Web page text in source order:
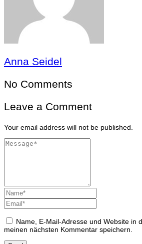
Anna Seidel
No Comments
Leave a Comment
Your email address will not be published.
Name, E-Mail-Adresse und Website in
meinen nächsten Kommentar speichern.